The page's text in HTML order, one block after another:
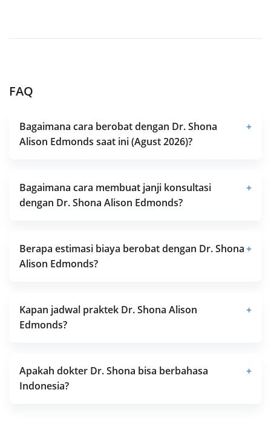
FAQ
Bagaimana cara berobat dengan Dr. Shona
Alison Edmonds saat ini (Agust 2026)?
+
Bagaimana cara membuat janji konsultasi
dengan Dr. Shona Alison Edmonds?
+
Berapa estimasi biaya berobat dengan Dr. Shona
Alison Edmonds?
+
Kapan jadwal praktek Dr. Shona Alison
Edmonds?
+
Apakah dokter Dr. Shona bisa berbahasa
Indonesia?
+